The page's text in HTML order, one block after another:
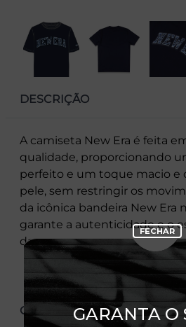
DESCRIÇÃO
A camiseta New Era é feita
qualidade, proporcionando
perfeito e um toque macio e
pele, sem restringir os
da icônica bandeira New Era
garante a autenticidade e o
da marca.
CARACTERÍSTICAS